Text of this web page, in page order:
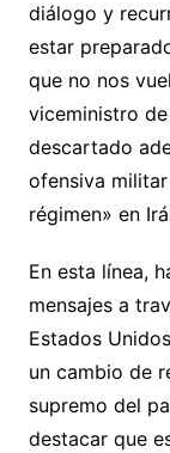
diálogo y
estar
que no nos
viceministro
descartado
ofensiva
régimen» en
En esta línea,
mensajes a
Estados
un cambio de
supremo del
destacar que